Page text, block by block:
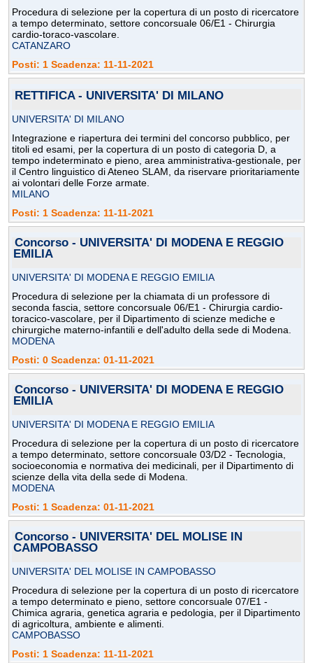
Procedura di selezione per la copertura di un posto di ricercatore
a tempo determinato, settore concorsuale 06/E1 - Chirurgia
cardio-toraco-vascolare.
CATANZARO
Posti: 1 Scadenza: 11-11-2021
RETTIFICA - UNIVERSITA' DI MILANO
UNIVERSITA' DI MILANO
Integrazione e riapertura dei termini del concorso pubblico, per
titoli ed esami, per la copertura di un posto di categoria D, a
tempo indeterminato e pieno, area amministrativa-gestionale, per
il Centro linguistico di Ateneo SLAM, da riservare prioritariamente
ai volontari delle Forze armate.
MILANO
Posti: 1 Scadenza: 11-11-2021
Concorso - UNIVERSITA' DI MODENA E REGGIO
EMILIA
UNIVERSITA' DI MODENA E REGGIO EMILIA
Procedura di selezione per la chiamata di un professore di
seconda fascia, settore concorsuale 06/E1 - Chirurgia cardio-
toracico-vascolare, per il Dipartimento di scienze mediche e
chirurgiche materno-infantili e dell'adulto della sede di Modena.
MODENA
Posti: 0 Scadenza: 01-11-2021
Concorso - UNIVERSITA' DI MODENA E REGGIO
EMILIA
UNIVERSITA' DI MODENA E REGGIO EMILIA
Procedura di selezione per la copertura di un posto di ricercatore
a tempo determinato, settore concorsuale 03/D2 - Tecnologia,
socioeconomia e normativa dei medicinali, per il Dipartimento di
scienze della vita della sede di Modena.
MODENA
Posti: 1 Scadenza: 01-11-2021
Concorso - UNIVERSITA' DEL MOLISE IN
CAMPOBASSO
UNIVERSITA' DEL MOLISE IN CAMPOBASSO
Procedura di selezione per la copertura di un posto di ricercatore
a tempo determinato e pieno, settore concorsuale 07/E1 -
Chimica agraria, genetica agraria e pedologia, per il Dipartimento
di agricoltura, ambiente e alimenti.
CAMPOBASSO
Posti: 1 Scadenza: 11-11-2021